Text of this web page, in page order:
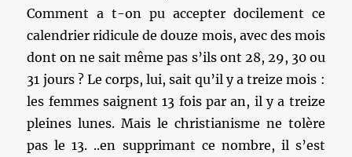
Comment a t-on pu accepter docilement ce
calendrier ridicule de douze mois, avec des mois
dont on ne sait même pas s’ils ont 28, 29, 30 ou
31 jours ? Le corps, lui, sait qu’il y a treize mois :
les femmes saignent 13 fois par an, il y a treize
pleines lunes. Mais le christianisme ne tolère
pas le 13. ..en supprimant ce nombre, il s’est